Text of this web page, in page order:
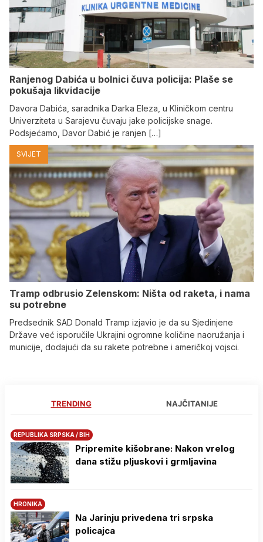
Ranjenog Dabića u bolnici čuva policija: Plaše se
pokušaja likvidacije
Davora Dabića, saradnika Darka Eleza, u Kliničkom centru
Univerziteta u Sarajevu čuvaju jake policijske snage.
Podsjećamo, Davor Dabić je ranjen […]
SVIJET
Tramp odbrusio Zelenskom: Ništa od raketa, i nama
su potrebne
Predsednik SAD Donald Tramp izjavio je da su Sjedinjene
Države već isporučile Ukrajini ogromne količine naoružanja i
municije, dodajući da su rakete potrebne i američkoj vojsci.
TRENDING NAJČITANIJE
REPUBLIKA SRPSKA / BIH
Pripremite kišobrane: Nakon vrelog
dana stižu pljuskovi i grmljavina
HRONIKA
Na Јarinju privedena tri srpska
policajca